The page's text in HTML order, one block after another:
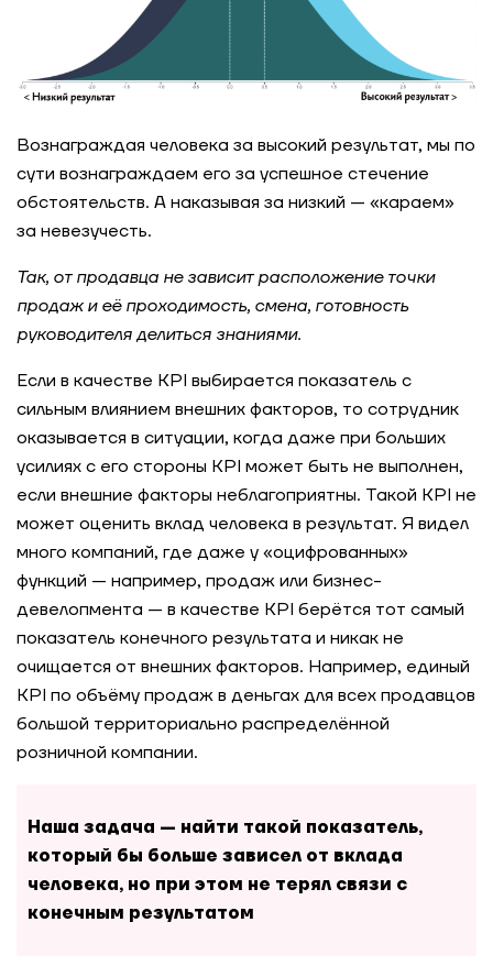
Вознаграждая человека за высокий результат, мы по
сути вознаграждаем его за успешное стечение
обстоятельств. А наказывая за низкий — «караем»
за невезучесть.
Так, от продавца не зависит расположение точки
продаж и её проходимость, смена, готовность
руководителя делиться знаниями.
Если в качестве KPI выбирается показатель с
сильным влиянием внешних факторов, то сотрудник
оказывается в ситуации, когда даже при больших
усилиях с его стороны KPI может быть не выполнен,
если внешние факторы неблагоприятны. Такой KPI не
может оценить вклад человека в результат. Я видел
много компаний, где даже у «оцифрованных»
функций — например, продаж или бизнес-
девелопмента — в качестве KPI берётся тот самый
показатель конечного результата и никак не
очищается от внешних факторов. Например, единый
KPI по объёму продаж в деньгах для всех продавцов
большой территориально распределённой
розничной компании.
Наша задача — найти такой показатель,
который бы больше зависел от вклада
человека, но при этом не терял связи с
конечным результатом